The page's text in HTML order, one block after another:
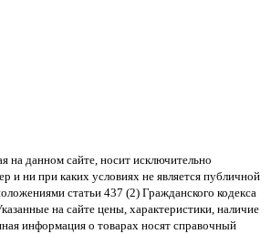
на данном сайте, носит исключительно
и ни при каких условиях не является публичной
статьи 437 (2) Гражданского кодекса
на сайте цены, характеристики, наличие
информация о товарах носят справочный